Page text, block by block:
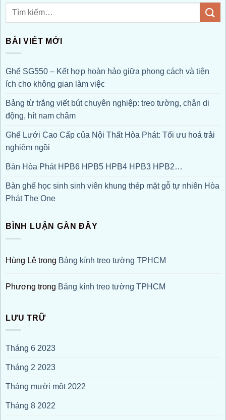
BÀI VIẾT MỚI
Ghế SG550 – Kết hợp hoàn hảo giữa phong cách và tiện
ích cho không gian làm việc
Bảng từ trắng viết bút chuyên nghiệp: treo tường, chân di
động, hít nam châm
Ghế Lưới Cao Cấp của Nội Thất Hòa Phát: Tối ưu hoá trải
nghiệm ngồi
Bàn Hòa Phát HPB6 HPB5 HPB4 HPB3 HPB2…
Bàn ghế học sinh sinh viên khung thép mặt gỗ tự nhiên Hòa
Phát The One
BÌNH LUẬN GẦN ĐÂY
Hùng Lê trong Bảng kính treo tường TPHCM
Phương trong Bảng kính treo tường TPHCM
LƯU TRỮ
Tháng 6 2023
Tháng 2 2023
Tháng mười một 2022
Tháng 8 2022